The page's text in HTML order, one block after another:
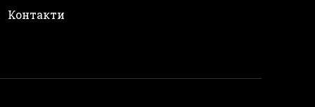
Контакти